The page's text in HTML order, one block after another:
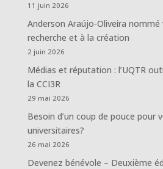
11 juin 2026
Anderson Araújo-Oliveira nommé
recherche et à la création
2 juin 2026
Médias et réputation : l’UQTR
la CCI3R
29 mai 2026
Besoin d’un coup de pouce pour
universitaires?
26 mai 2026
Devenez bénévole – Deuxième